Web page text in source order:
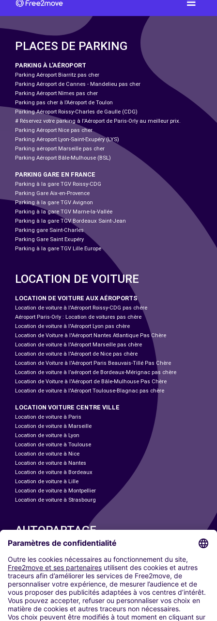
PLACES DE PARKING
PARKING À L'AÉROPORT
Parking Aéroport Biarritz pas cher
Parking Aéroport de Cannes - Mandelieu pas cher
Parking Aéroport Nîmes pas cher
Parking pas cher à l’Aéroport de Toulon
Parking Aéroport Roissy-Charles de Gaulle (CDG)
# Réservez votre parking à l'Aéroport de Paris-Orly au meilleur prix.
Parking Aéroport Nice pas cher
Parking Aéroport Lyon-Saint-Exupéry (LYS)
Parking aéroport Marseille pas cher
Parking Aéroport Bâle-Mulhouse (BSL)
PARKING GARE EN FRANCE
Parking à la gare TGV Roissy-CDG
Parking Gare Aix-en-Provence
Parking à la gare TGV Avignon
Parking à la gare TGV Marne-la-Vallée
Parking à la gare TGV Bordeaux Saint-Jean
Parking gare Saint-Charles
Parking Gare Saint Exupéry
Parking à la gare TGV Lille Europe
LOCATION DE VOITURE
LOCATION DE VOITURE AUX AÉROPORTS
Location de voiture à l'Aéroport Roissy-CDG pas chère
Aéroport Paris-Orly : Location de voitures pas chère
Location de voiture à l'Aéroport Lyon pas chère
Location de Voiture à l'Aéroport Nantes Atlantique Pas Chère
Location de voiture à l'Aéroport Marseille pas chère
Location de voiture à l'Aéroport de Nice pas chère
Location de Voiture à l'Aéroport Paris Beauvais-Tillé Pas Chère
Location de voiture à l’aéroport de Bordeaux-Mérignac pas chère
Location de Voiture à l'Aéroport de Bâle-Mulhouse Pas Chère
Location de voiture à l'Aéroport Toulouse-Blagnac pas chère
LOCATION VOITURE CENTRE VILLE
Location de voiture à Paris
Location de voiture à Marseille
Location de voiture à Lyon
Location de voiture à Toulouse
Location de voiture à Nice
Location de voiture à Nantes
Location de voiture à Bordeaux
Location de voiture à Lille
Location de voiture à Montpellier
Location de voiture à Strasbourg
AUTOPARTAGE
Paris
Madrid
Washington DC
Milan
Rome
Turin
Vienne